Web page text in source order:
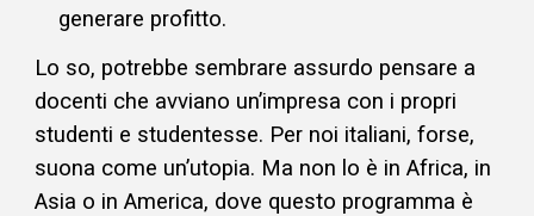
generare profitto.
Lo so, potrebbe sembrare assurdo pensare a
docenti che avviano un’impresa con i propri
studenti e studentesse. Per noi italiani, forse,
suona come un’utopia. Ma non lo è in Africa, in
Asia o in America, dove questo programma è